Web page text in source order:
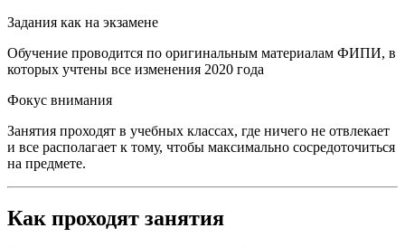
Задания как на экзамене
Обучение проводится по оригинальным материалам ФИПИ, в
которых учтены все изменения 2020 года
Фокус внимания
Занятия проходят в учебных классах, где ничего не отвлекает
и все располагает к тому, чтобы максимально сосредоточиться
на предмете.
Как проходят занятия